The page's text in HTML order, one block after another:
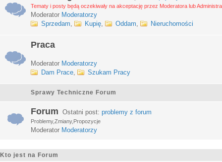
Tematy i posty będą oczekiwały na akceptację przez Moderatora lub
Moderator Moderatorzy
Sprzedam, Kupię, Oddam, Nieruchomości
Praca
Moderator Moderatorzy
Dam Prace, Szukam Pracy
Sprawy Techniczne Forum
Forum Ostatni post: problemy z forum
Problemy,Zmiany,Propozycje
Moderator Moderatorzy
Kto jest na Forum